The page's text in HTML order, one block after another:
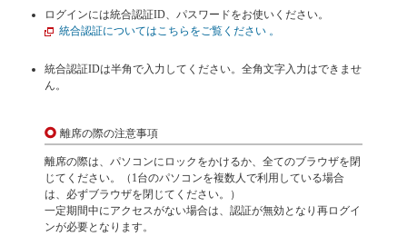
ログインには統合認証ID、パスワードをお使いください。
統合認証についてはこちらをご覧ください 。
統合認証IDは半角で入力してください。全角文字入力はできませ
ん。
離席の際の注意事項
離席の際は、パソコンにロックをかけるか、全てのブラウザを閉
じてください。（1台のパソコンを複数人で利用している場合
は、必ずブラウザを閉じてください。）
一定期間中にアクセスがない場合は、認証が無効となり再ログイ
ンが必要となります。